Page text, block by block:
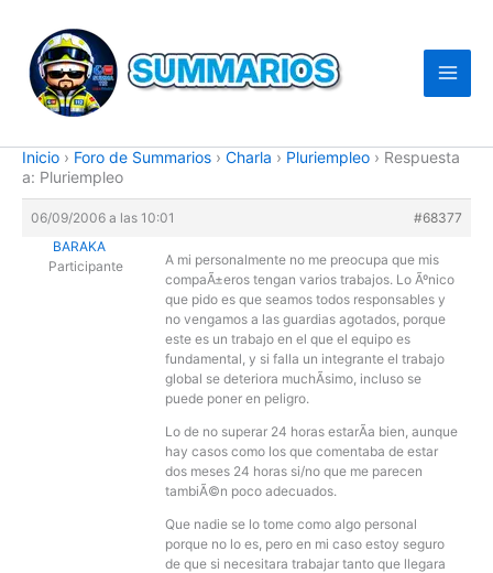
contenido
Inicio › Foro de Summarios › Charla › Pluriempleo › Respuesta
a: Pluriempleo
06/09/2006 a las 10:01
#68377
BARAKA
Participante
A mi personalmente no me preocupa que mis
compaÃ±eros tengan varios trabajos. Lo Ãºnico
que pido es que seamos todos responsables y
no vengamos a las guardias agotados, porque
este es un trabajo en el que el equipo es
fundamental, y si falla un integrante el trabajo
global se deteriora muchÃ­simo, incluso se
puede poner en peligro.
Lo de no superar 24 horas estarÃ­a bien, aunque
hay casos como los que comentaba de estar
dos meses 24 horas si/no que me parecen
tambiÃ©n poco adecuados.
Que nadie se lo tome como algo personal
porque no lo es, pero en mi caso estoy seguro
de que si necesitara trabajar tanto que llegara